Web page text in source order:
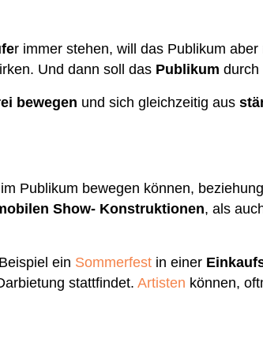
r immer stehen, will das Publikum
Und dann soll das Publikum durch
bewegen und sich gleichzeitig aus
Publikum bewegen können,
Show- Konstruktionen, als
ein Sommerfest in einer
stattfindet. Artisten können,